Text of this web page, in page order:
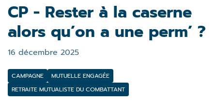
CP - Rester à la caserne
alors qu’on a une perm’ ?
16 décembre 2025
CAMPAGNE
MUTUELLE ENGAGÉE
RETRAITE MUTUALISTE DU COMBATTANT